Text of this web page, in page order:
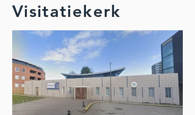
Visitatiekerk